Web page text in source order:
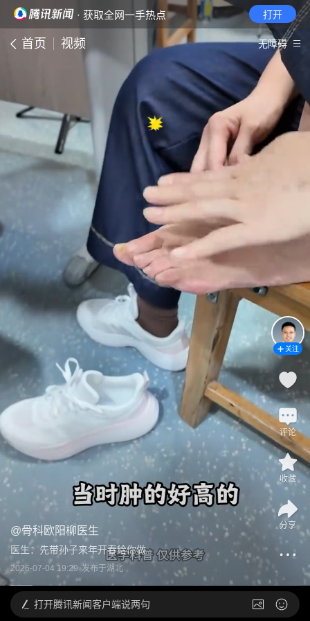
· 获取全网一手热点 打开
首页 视频 无障碍
@骨科欧阳柳医生
医生：先带孙子来年开春给你做
2026-07-04 19:29 发布于湖北
关注
评论
收藏
分享
打开腾讯新闻客户端说两句